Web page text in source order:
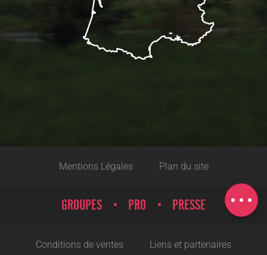
Carte
Mentions Légales Plan du site
GROUPES PRO PRESSE
Conditions de ventes Liens et partenaires